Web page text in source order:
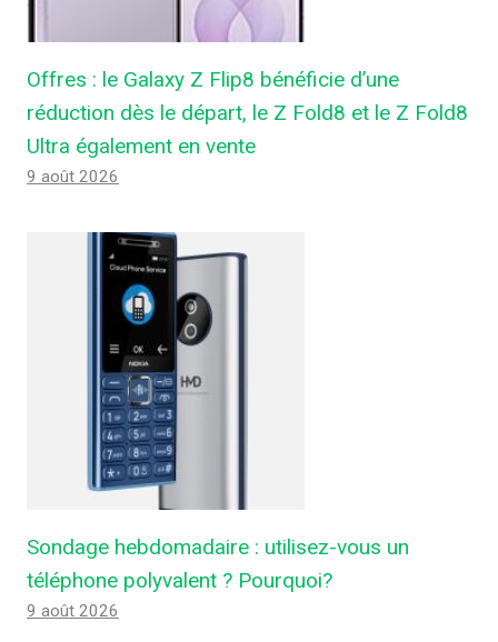
Offres : le Galaxy Z Flip8 bénéficie d’une
réduction dès le départ, le Z Fold8 et le Z Fold8
Ultra également en vente
9 août 2026
Sondage hebdomadaire : utilisez-vous un
téléphone polyvalent ? Pourquoi?
9 août 2026